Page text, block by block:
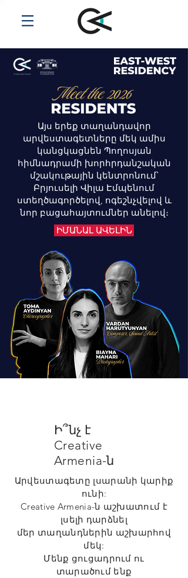
Այս երեք տաղանդավոր
արվեստագետները մեկ ամիս
կանցկացնեն Պողոսյան
հիմնադրամի խորհրդանշական
մշակութային կենտրոնում՝
Բրյուսելի Վիլա Էմպենում
ստեղծագործելով, ոգեշնչվելով և
նոր բացահայտումներ անելով։
ԻՄԱՆԱԼ ԱՎԵԼԻՆ
Ի՞նչ է
Creative
Armenia-ն
Արվեստագետը լսարանի կարիք
ունի:
Creative Armenia-ն աշխատում է
լսելի դարձնել
մեր տաղանդներին աշխարհով
մեկ:
Մենք ցուցադրում ու
տարածում ենք